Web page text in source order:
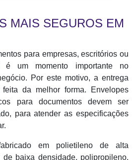
MAIS SEGUROS EM
para empresas, escritórios ou
é um momento importante no
Por este motivo, a entrega
da melhor forma. Envelopes
para documentos devem ser
para atender as especificações
em polietileno de alta
baixa densidade, polipropileno,